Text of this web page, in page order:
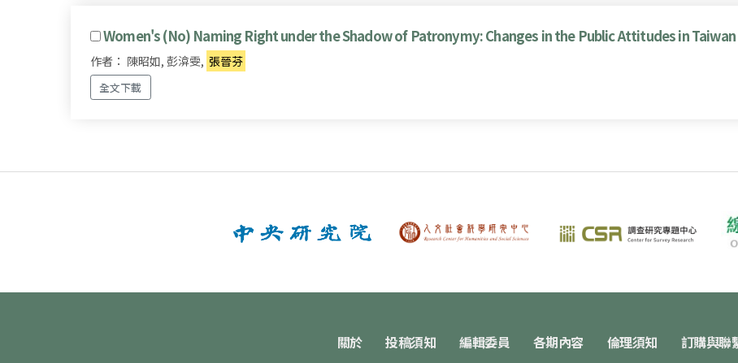
Women's (No) Naming Right under the Shadow of Patronymy: Changes in the Public Attitudes in
作者： 陳昭如, 彭渰雯, 張晉芬
全文下載
關於 投稿須知 編輯委員 各期內容 倫理須知 訂購與聯